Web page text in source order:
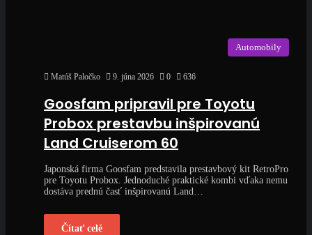
Automobily
Matúš Paločko 9. júna 2026 0 636
Goosfam pripravil pre Toyotu
Probox prestavbu inšpirovanú
Land Cruiserom 60
Japonská firma Goosfam predstavila prestavbový kit RetroPro
pre Toyotu Probox. Jednoduché praktické kombi vďaka nemu
dostáva prednú časť inšpirovanú Land…
Čítať celé